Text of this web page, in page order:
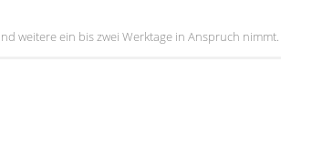
weitere ein bis zwei Werktage in Anspruch nimmt.